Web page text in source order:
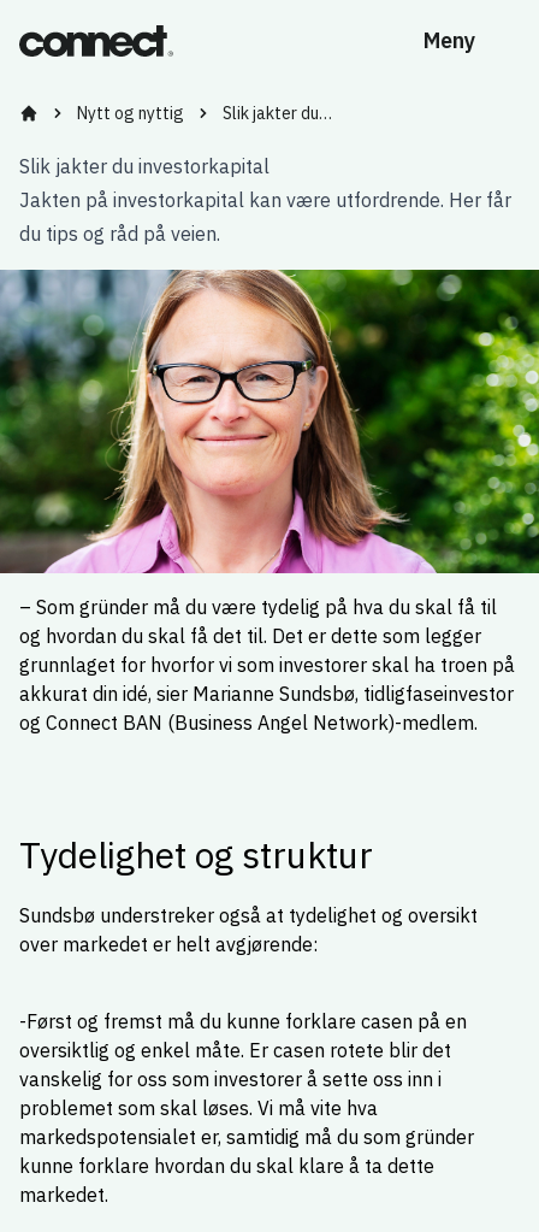
Meny
Nytt og nyttig Slik jakter du…
Slik jakter du investorkapital
Jakten på investorkapital kan være utfordrende. Her får
du tips og råd på veien.
– Som gründer må du være tydelig på hva du skal få til
og hvordan du skal få det til. Det er dette som legger
grunnlaget for hvorfor vi som investorer skal ha troen på
akkurat din idé, sier Marianne Sundsbø, tidligfaseinvestor
og Connect BAN (Business Angel Network)-medlem.
Tydelighet og struktur
Sundsbø understreker også at tydelighet og oversikt
over markedet er helt avgjørende:
-Først og fremst må du kunne forklare casen på en
oversiktlig og enkel måte. Er casen rotete blir det
vanskelig for oss som investorer å sette oss inn i
problemet som skal løses. Vi må vite hva
markedspotensialet er, samtidig må du som gründer
kunne forklare hvordan du skal klare å ta dette
markedet.